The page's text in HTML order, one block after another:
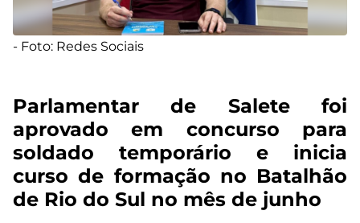
- Foto: Redes Sociais
Parlamentar de Salete foi
aprovado em concurso para
soldado temporário e inicia
curso de formação no Batalhão
de Rio do Sul no mês de junho